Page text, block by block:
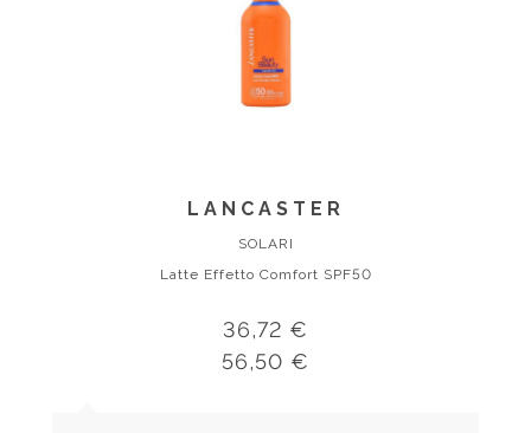
LANCASTER
SOLARI
Latte Effetto Comfort SPF50
36,72 €
56,50 €